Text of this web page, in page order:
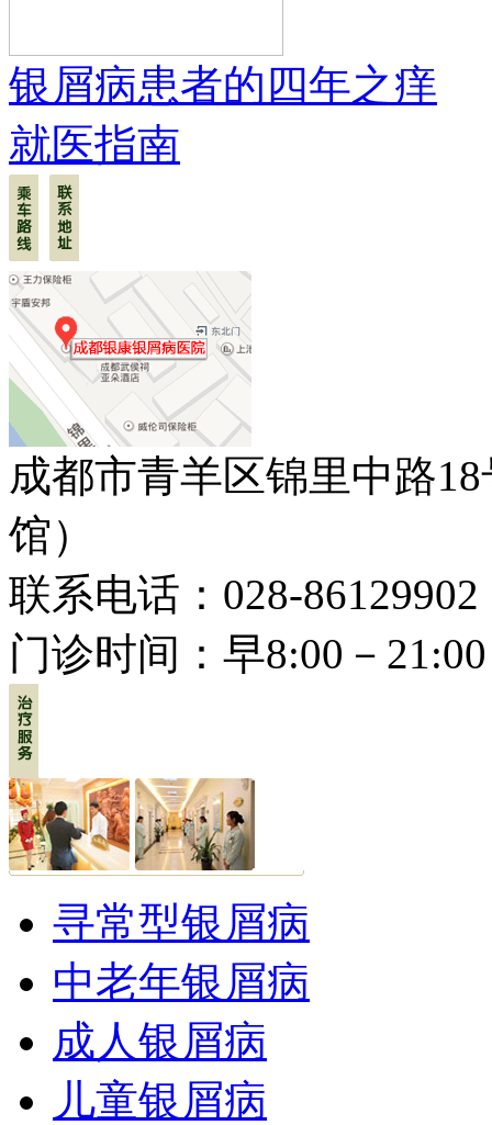
银屑病患者的四年之痒
就医指南
成都市青羊区锦里中路
馆）
联系电话：028-86129902
门诊时间：早8:00－21:00
寻常型银屑病
中老年银屑病
成人银屑病
儿童银屑病